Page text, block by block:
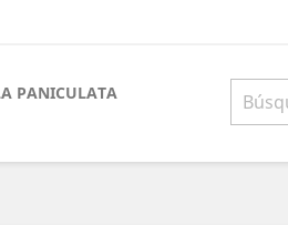
PANICULATA